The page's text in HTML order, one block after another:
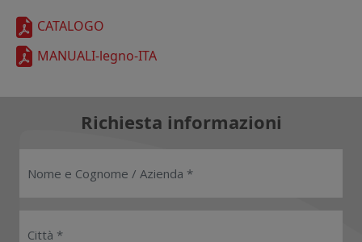
CATALOGO
MANUALI-legno-ITA
Richiesta informazioni